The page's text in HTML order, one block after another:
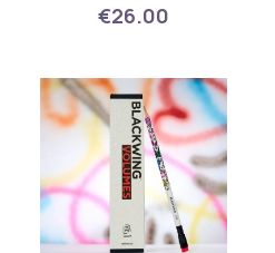
€26.00